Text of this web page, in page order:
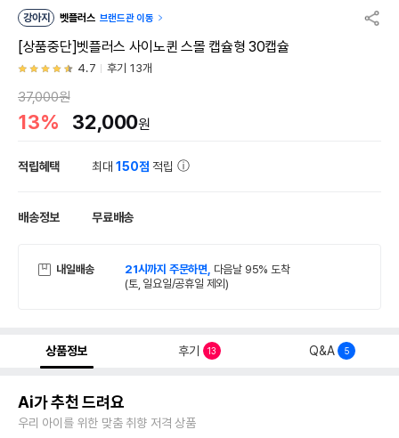
강아지 벳플러스 브랜드관 이동
[상품중단]벳플러스 사이노퀸 스몰 캡슐형 30캡슐
4.7 후기 13개
37,000원
13% 32,000원
적립혜택 최대150점 적립
배송정보 무료배송
내일배송 21시까지 주문하면, 다음날 95% 도착
(토, 일요일/공휴일 제외)
상품정보 후기 13 Q&A 5
Ai가 추천 드려요
우리 아이를 위한 맞춤 취향 저격 상품